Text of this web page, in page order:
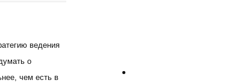
ведения
о
чем есть в